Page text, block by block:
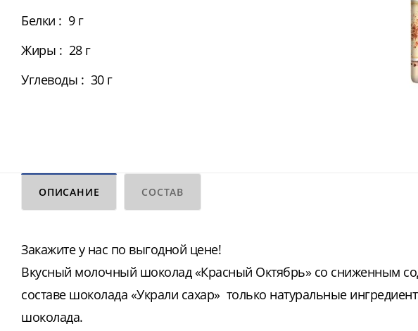
Белки : 9 г
Жиры : 28 г
Углеводы : 30 г
ОПИСАНИЕ СОСТАВ
Закажите у нас по выгодной цене!
Вкусный молочный шоколад «Красный Октябрь» со сниженным
составе шоколада «Украли сахар» только натуральные
шоколада.